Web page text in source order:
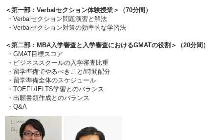
＜第一部：Verbalセクション体験授業＞（70分間）
・Verbalセクション問題演習と解法
・Verbalセクション対策の効率的な学習法
＜第二部：MBA入学審査と入学審査におけるGMATの役割＞（20分間）
・GMAT目標スコア
・ビジネススクールの入学審査比重
・留学準備でやるべきこと/時間配分
・留学準備全体のスケジュール
・TOEFL/IELTS学習とのバランス
・出願書類作成とのバランス
・Q&A